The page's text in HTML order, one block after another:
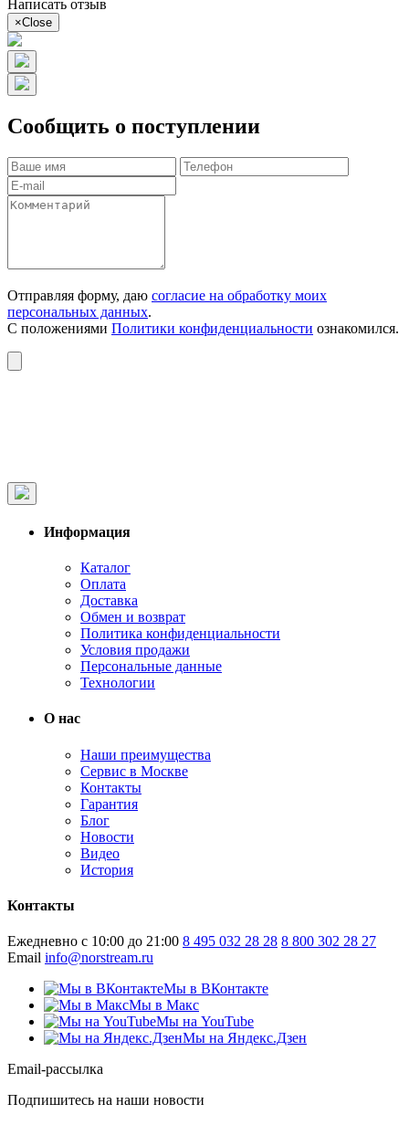
Написать отзыв
×Close
Сообщить о поступлении
Отправляя форму, даю согласие на обработку моих
персональных данных.
С положениями Политики конфиденциальности ознакомился.
Информация
Каталог
Оплата
Доставка
Обмен и возврат
Политика конфиденциальности
Условия продажи
Персональные данные
Технологии
О нас
Наши преимущества
Сервис в Москве
Контакты
Гарантия
Блог
Новости
Видео
История
Контакты
Ежедневно с 10:00 до 21:00 8 495 032 28 28 8 800 302 28 27
Email info@norstream.ru
Мы в ВКонтакте
Мы в Макс
Мы на YouTube
Мы на Яндекс.Дзен
Email-рассылка
Подпишитесь на наши новости